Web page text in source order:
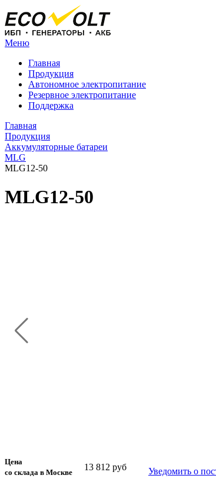
Меню
Главная
Продукция
Автономное электропитание
Резервное электропитание
Поддержка
Главная
Продукция
Аккумуляторные батареи
MLG
MLG12-50
MLG12-50
Цена
со склада в Москве
13 812 руб
Уведомить о